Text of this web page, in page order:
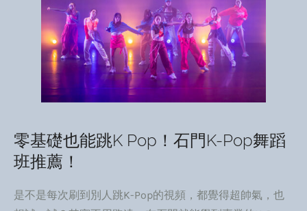
零基礎也能跳K Pop！石門K-Pop舞蹈
班推薦！
是不是每次刷到別人跳K-Pop的視頻，都覺得超帥氣，也